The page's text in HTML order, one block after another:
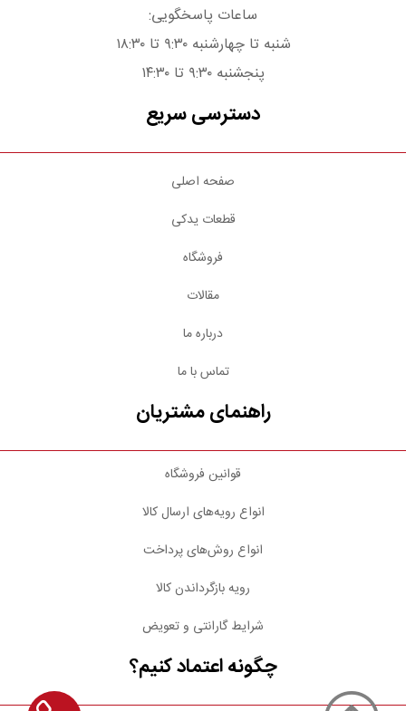
ساعات پاسخگویی:
شنبه تا چهارشنبه ۹:۳۰ تا ۱۸:۳۰
پنجشنبه ۹:۳۰ تا ۱۴:۳۰
دسترسی سریع
صفحه اصلی
قطعات یدکی
فروشگاه
مقالات
درباره ما
تماس با ما
راهنمای مشتریان
قوانین فروشگاه
انواع رویه‌های ارسال کالا
انواع روش‌های پرداخت
رویه بازگرداندن کالا
شرایط گارانتی و تعویض
چگونه اعتماد کنیم؟